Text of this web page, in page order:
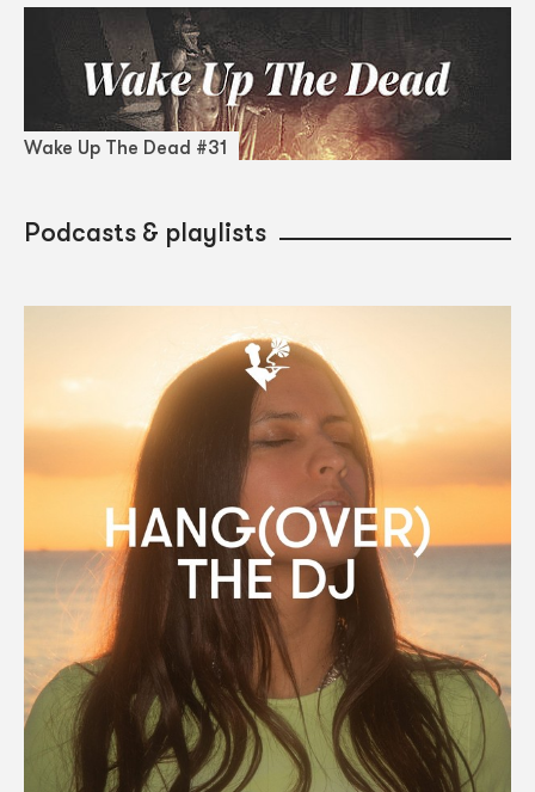
Wake Up The Dead #31
Podcasts & playlists